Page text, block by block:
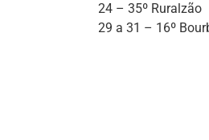
24 – 35º Ruralzão
29 a 31 – 16º